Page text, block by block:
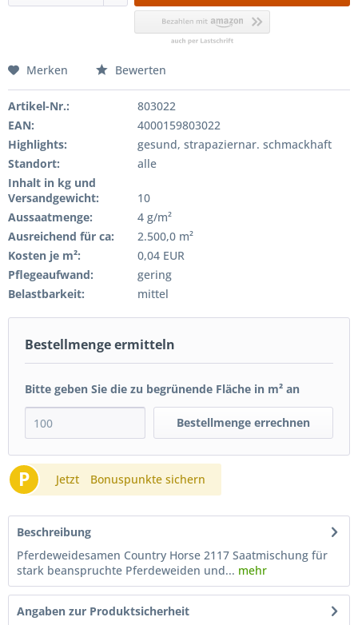
Merken Bewerten
Artikel-Nr.:
803022
EAN:
4000159803022
Highlights:
gesund, strapaziernar. schmackhaft
Standort:
alle
Inhalt in kg und
Versandgewicht:
10
Aussaatmenge:
4 g/m²
Ausreichend für ca:
2.500,0 m²
Kosten je m²:
0,04 EUR
Pflegeaufwand:
gering
Belastbarkeit:
mittel
Bestellmenge ermitteln
Bitte geben Sie die zu begrünende Fläche in m² an
Bestellmenge errechnen
P Jetzt Bonuspunkte sichern
Beschreibung
Pferdeweidesamen Country Horse 2117 Saatmischung für
stark beanspruchte Pferdeweiden und... mehr
Angaben zur Produktsicherheit